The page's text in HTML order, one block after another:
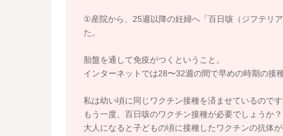
①産院から、25週以降の妊婦へ「百日咳（ジフテリ
た。
胎盤を通して免疫がつくということ。
インターネットでは28〜32週の間で早めの時期の接
私は幼い頃に同じワクチン接種を済ませているのです
もう一度、百日咳のワクチン接種が必要でしょうか？
大人になると子どもの頃に接種したワクチンの抗体